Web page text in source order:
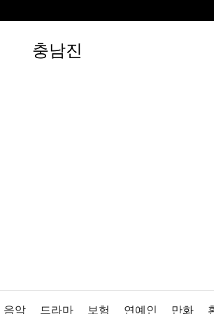
충남진
음악 드라마 보험 연예인 만화